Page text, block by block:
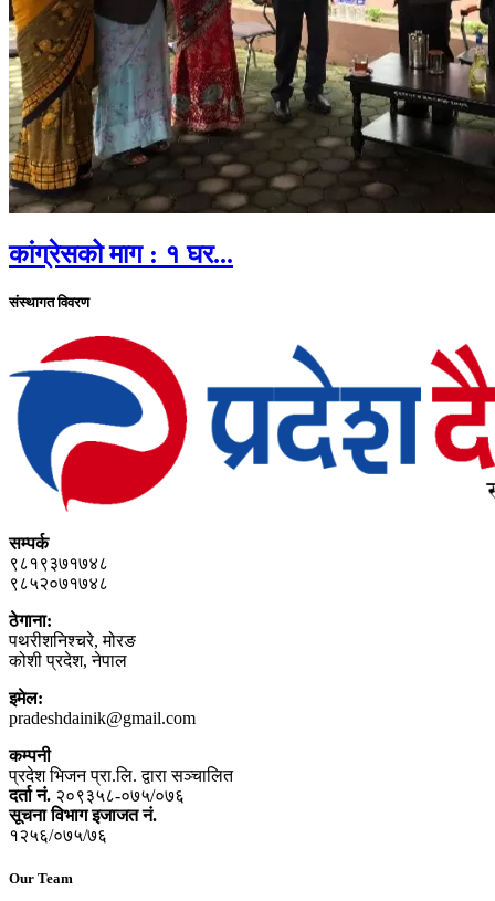
कांग्रेसको माग : १ घर...
संस्थागत विवरण
सम्पर्क
९८१९३७१७४८
९८५२०७१७४८
ठेगाना:
पथरीशनिश्‍चरे, मोरङ
कोशी प्रदेश, नेपाल
इमेल:
pradeshdainik@gmail.com
कम्पनी
प्रदेश भिजन प्रा.लि. द्वारा सञ्‍चालित
दर्ता नं. २०९३५८-०७५/०७६
सूचना विभाग इजाजत नं.
१२५६/०७५/७६
Our Team